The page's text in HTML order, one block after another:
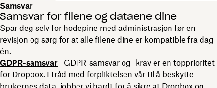
Samsvar
Samsvar for filene og dataene dine
Spar deg selv for hodepine med administrasjon før en
revisjon og sørg for at alle filene dine er kompatible fra dag
én.
GDPR-samsvar– GDPR-samsvar og -krav er en topprioritet
for Dropbox. I tråd med forpliktelsen vår til å beskytte
brukernes data, jobber vi hardt for å sikre at Dropbox og